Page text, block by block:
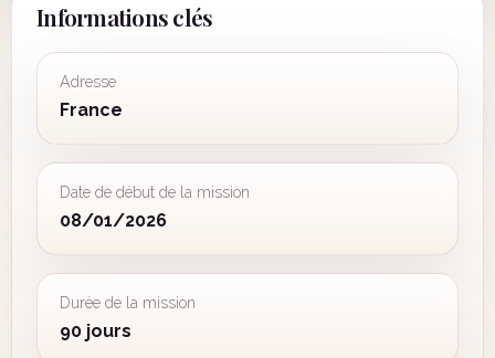
Informations clés
Adresse
France
Date de début de la mission
08/01/2026
Durée de la mission
90 jours